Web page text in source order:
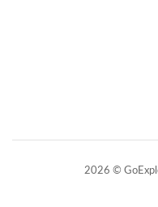
2026 ©